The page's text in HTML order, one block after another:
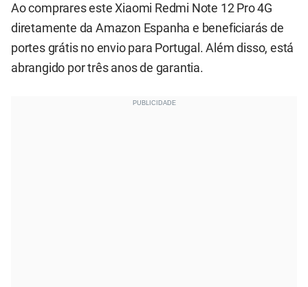
Ao comprares este Xiaomi Redmi Note 12 Pro 4G
diretamente da Amazon Espanha e beneficiarás de
portes grátis no envio para Portugal. Além disso, está
abrangido por três anos de garantia.